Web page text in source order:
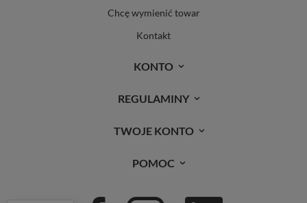
Chcę wymienić towar
Kontakt
KONTO
REGULAMINY
TWOJE KONTO
POMOC